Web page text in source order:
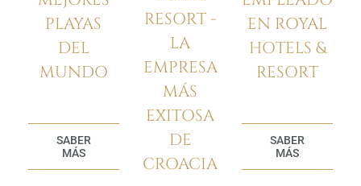
PLAYAS
DEL
MUNDO
SABER
MÁS
RESORT -
LA
EMPRESA
MÁS
EXITOSA
DE
CROACIA
EN ROYAL
HOTELS &
RESORT
SABER
MÁS